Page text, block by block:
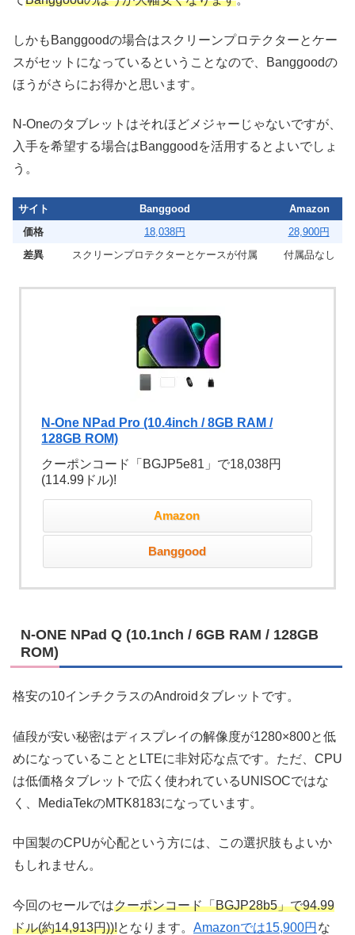
しかもBanggoodの場合はスクリーンプロテクターとケー
スがセットになっているということなので、Banggoodの
ほうがさらにお得かと思います。
N-Oneのタブレットはそれほどメジャーじゃないですが、
入手を希望する場合はBanggoodを活用するとよいでしょ
う。
サイト Banggood
Amazon
価格
18,038円
28,900円
差異
スクリーンプロテクターとケースが付属 付属品なし
N-One NPad Pro (10.4inch / 8GB RAM /
128GB ROM)
クーポンコード「BGJP5e81」で18,038円
(114.99ドル)!
Amazon
Banggood
N-ONE NPad Q (10.1nch / 6GB RAM / 128GB
ROM)
格安の10インチクラスのAndroidタブレットです。
値段が安い秘密はディスプレイの解像度が1280×800と低
めになっていることとLTEに非対応な点です。ただ、CPU
は低価格タブレットで広く使われているUNISOCではな
く、MediaTekのMTK8183になっています。
中国製のCPUが心配という方には、この選択肢もよいか
もしれません。
今回のセールではクーポンコード「BGJP28b5」で94.99
ドル(約14,913円))!となります。 Amazonでは15,900円 な